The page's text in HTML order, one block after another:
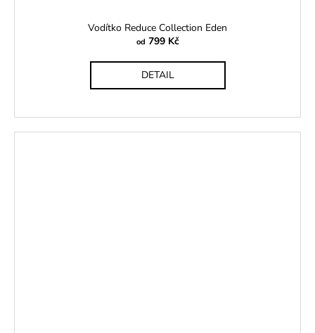
Vodítko Reduce Collection Eden
od 799 Kč
DETAIL